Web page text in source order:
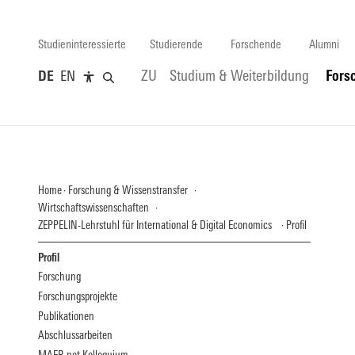
Studieninteressierte Studierende Forschende Alumni
DE EN ZU Studium & Weiterbildung
Home Forschung & Wissenstransfer
Wirtschaftswissenschaften
ZEPPELIN-Lehrstuhl für International & Digital Economics
Profil
Profil
Forschung
Forschungsprojekte
Publikationen
Abschlussarbeiten